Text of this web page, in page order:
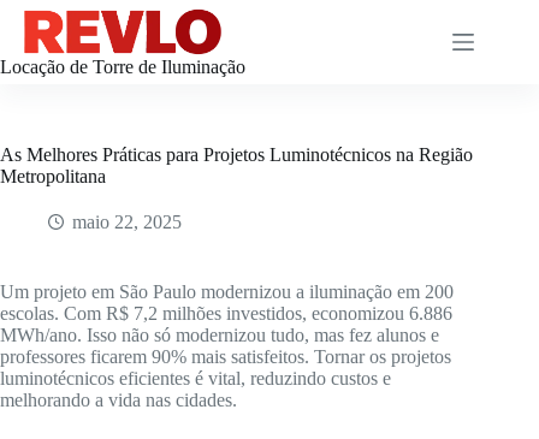
Pular
conteúdo
Locação de Torre de Iluminação
As Melhores Práticas para Projetos Luminotécnicos na Região
Metropolitana
maio 22, 2025
Um projeto em São Paulo modernizou a iluminação em 200
escolas. Com R$ 7,2 milhões investidos, economizou 6.886
MWh/ano. Isso não só modernizou tudo, mas fez alunos e
professores ficarem 90% mais satisfeitos. Tornar os projetos
luminotécnicos eficientes é vital, reduzindo custos e
melhorando a vida nas cidades.